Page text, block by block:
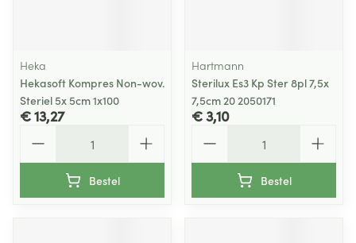
Heka
Hekasoft Kompres Non-wov.
Steriel 5x 5cm 1x100
€ 13,27
Bestel
Hartmann
Sterilux Es3 Kp Ster 8pl 7,5x
7,5cm 20 2050171
€ 3,10
Bestel